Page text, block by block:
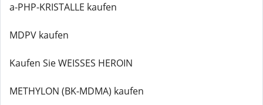
a-PHP-KRISTALLE kaufen
MDPV kaufen
Kaufen Sie WEISSES HEROIN
METHYLON (BK-MDMA) kaufen